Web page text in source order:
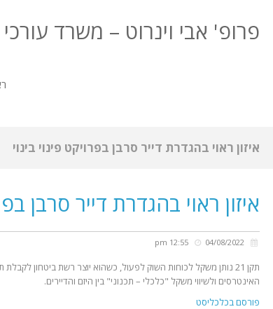
פרופ' אבי וינרוט – משרד עורכי
איזון ראוי בהגדרת דייר סרבן בפרויקט פינוי בינוי
איזון ראוי בהגדרת דייר סרבן
תקן 21 נותן משקל לכוחות השוק לפעול, כשהוא יוצר רשת ביטחון
האינטרסים ולשיווי משקל "כלכלי – תכנוני" בין היזם והדיירים.
פורסם בכלכליסט